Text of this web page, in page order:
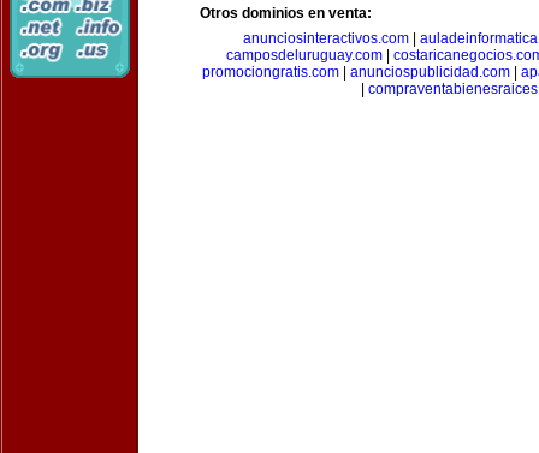
Otros dominios en venta:
anunciosinteractivos.com|
camposdeluruguay.com|
promociongratis.com
anunciospublicidad.com